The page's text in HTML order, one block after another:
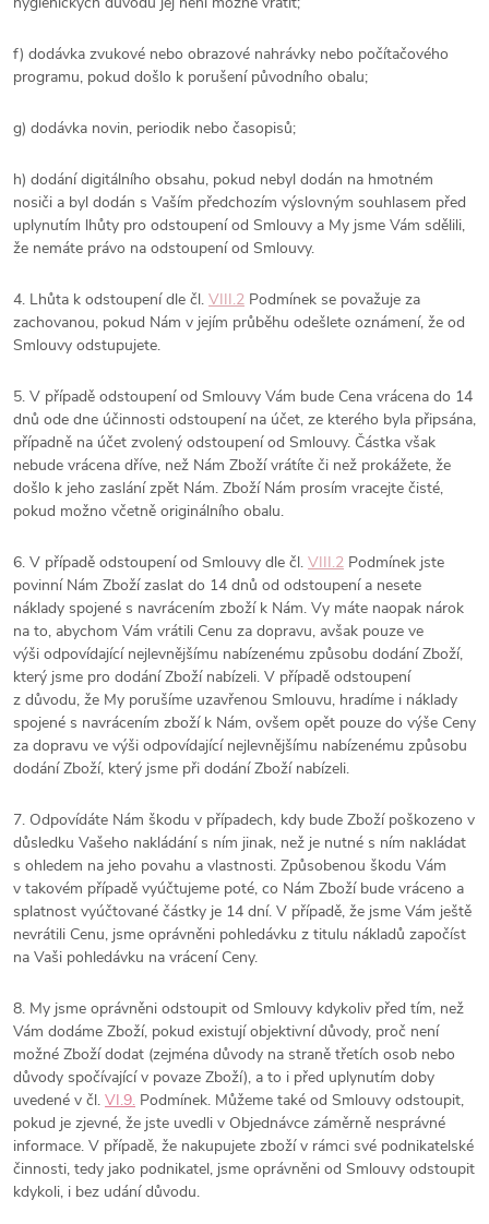
f) dodávka zvukové nebo obrazové nahrávky nebo počítačového
programu, pokud došlo k porušení původního obalu;
g) dodávka novin, periodik nebo časopisů;
h) dodání digitálního obsahu, pokud nebyl dodán na hmotném
nosiči a byl dodán s Vaším předchozím výslovným souhlasem před
uplynutím lhůty pro odstoupení od Smlouvy a My jsme Vám sdělili,
že nemáte právo na odstoupení od Smlouvy.
4. Lhůta k odstoupení dle čl. VIII.2 Podmínek se považuje za
zachovanou, pokud Nám v jejím průběhu odešlete oznámení, že od
Smlouvy odstupujete.
5. V případě odstoupení od Smlouvy Vám bude Cena vrácena do 14
dnů ode dne účinnosti odstoupení na účet, ze kterého byla připsána,
případně na účet zvolený odstoupení od Smlouvy. Částka však
nebude vrácena dříve, než Nám Zboží vrátíte či než prokážete, že
došlo k jeho zaslání zpět Nám. Zboží Nám prosím vracejte čisté,
pokud možno včetně originálního obalu.
6. V případě odstoupení od Smlouvy dle čl. VIII.2 Podmínek jste
povinní Nám Zboží zaslat do 14 dnů od odstoupení a nesete
náklady spojené s navrácením zboží k Nám. Vy máte naopak nárok
na to, abychom Vám vrátili Cenu za dopravu, avšak pouze ve
výši odpovídající nejlevnějšímu nabízenému způsobu dodání Zboží,
který jsme pro dodání Zboží nabízeli. V případě odstoupení
z důvodu, že My porušíme uzavřenou Smlouvu, hradíme i náklady
spojené s navrácením zboží k Nám, ovšem opět pouze do výše Ceny
za dopravu ve výši odpovídající nejlevnějšímu nabízenému způsobu
dodání Zboží, který jsme při dodání Zboží nabízeli.
7. Odpovídáte Nám škodu v případech, kdy bude Zboží poškozeno v
důsledku Vašeho nakládání s ním jinak, než je nutné s ním nakládat
s ohledem na jeho povahu a vlastnosti. Způsobenou škodu Vám
v takovém případě vyúčtujeme poté, co Nám Zboží bude vráceno a
splatnost vyúčtované částky je 14 dní. V případě, že jsme Vám ještě
nevrátili Cenu, jsme oprávněni pohledávku z titulu nákladů započíst
na Vaši pohledávku na vrácení Ceny.
8. My jsme oprávněni odstoupit od Smlouvy kdykoliv před tím, než
Vám dodáme Zboží, pokud existují objektivní důvody, proč není
možné Zboží dodat (zejména důvody na straně třetích osob nebo
důvody spočívající v povaze Zboží), a to i před uplynutím doby
uvedené v čl. VI.9. Podmínek. Můžeme také od Smlouvy odstoupit,
pokud je zjevné, že jste uvedli v Objednávce záměrně nesprávné
informace. V případě, že nakupujete zboží v rámci své podnikatelské
činnosti, tedy jako podnikatel, jsme oprávněni od Smlouvy odstoupit
kdykoli, i bez udání důvodu.